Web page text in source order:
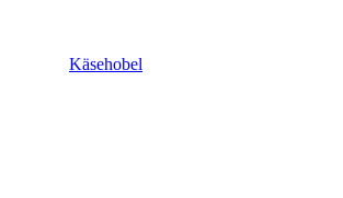
Käsehobel